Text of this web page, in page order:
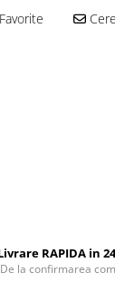
RAPIDA in
De la confirmarea